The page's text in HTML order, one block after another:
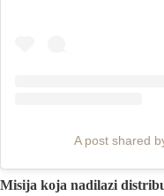
A post shared
Misija koja nadilazi